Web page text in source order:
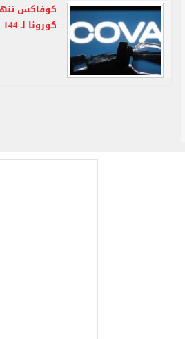
كوفاكس
كورونا لـ 144 دولة